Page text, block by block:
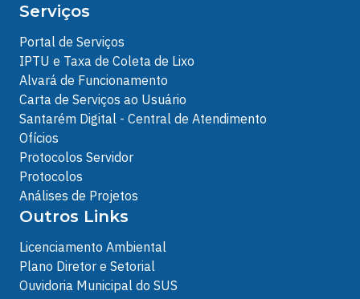
Serviços
Portal de Serviços
IPTU e Taxa de Coleta de Lixo
Alvará de Funcionamento
Carta de Serviços ao Usuário
Santarém Digital - Central de Atendimento
Ofícios
Protocolos Servidor
Protocolos
Análises de Projetos
Outros Links
Licenciamento Ambiental
Plano Diretor e Setorial
Ouvidoria Municipal do SUS